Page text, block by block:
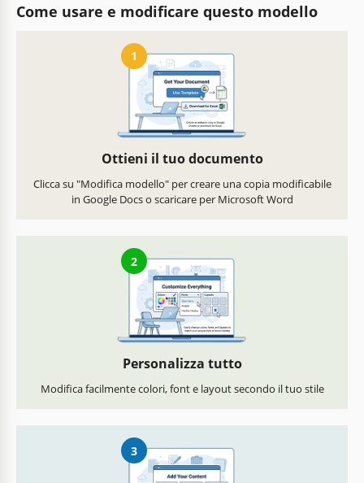
Come usare e modificare questo modello
1
Ottieni il tuo documento
Clicca su "Modifica modello" per creare una copia modificabile
in Google Docs o scaricare per Microsoft Word
2
Personalizza tutto
Modifica facilmente colori, font e layout secondo il tuo stile
3